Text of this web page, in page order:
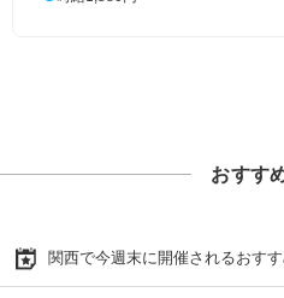
おすす
関西で今週末に開催されるおす